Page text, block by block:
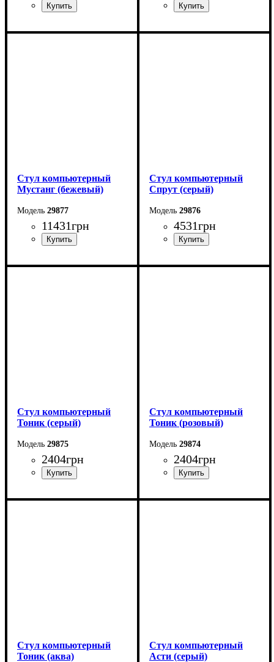
Стул компьютерный
Мустанг (бежевый)
29877
11431грн
Стул компьютерный
Спрут (серый)
29876
4531грн
Стул компьютерный
Тоник (серый)
29875
2404грн
Стул компьютерный
Тоник (розовый)
29874
2404грн
Стул компьютерный
Тоник (аква)
Стул компьютерный
Асти (серый)